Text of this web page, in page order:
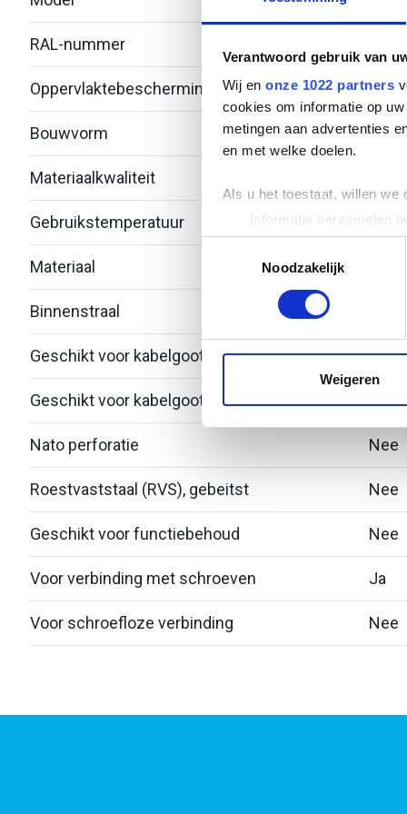
Verantwoord gebruik van
Wij en onze 1022 partners
cookies om informatie op
metingen aan advertenties
en met welke doelen.
Als u het toestaat, willen we
Informatie verzamelen
Uw apparaat
Lees meer over hoe uw
toestemming op elk
websiteverkeer te
media, adverteren en
Noodzakelijk
Weigeren
RAL-nummer
Oppervlaktebescherming
Bouwvorm T-
Materiaalkwaliteit
Gebruikstemperatuur -20 -
Materiaal
Binnenstraal
Geschikt voor kabelgootbreedte
Geschikt voor kabelgoothoogte 28
Nato perforatie Nee
Roestvaststaal (RVS), gebeitst Nee
Geschikt voor functiebehoud Nee
Voor verbinding met schroeven Ja
Voor schroefloze verbinding Nee